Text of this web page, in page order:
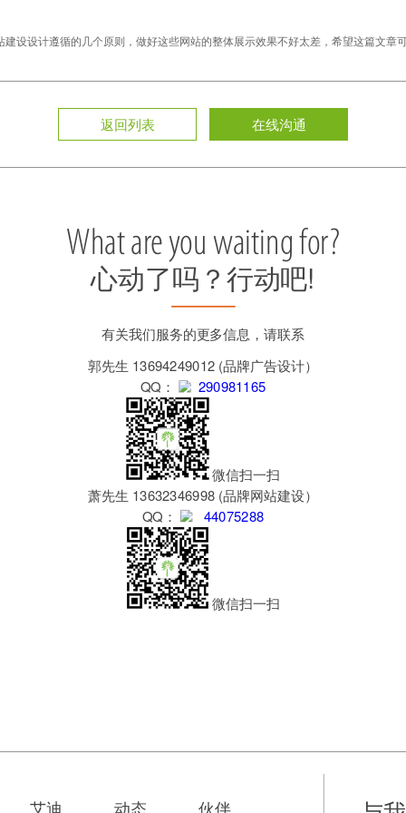
设设计遵循的几个原则，做好这些网站的整体展示效果不好太差，希望这篇文章
返回列表 在线沟通
What are you waiting for?
心动了吗？行动吧!
有关我们服务的更多信息，请联系
郭先生 13694249012 (品牌广告设计）
QQ：
290981165
微信扫一扫
萧先生 13632346998 (品牌网站建设）
QQ：
44075288
微信扫一扫
艾迪 动态 伙伴